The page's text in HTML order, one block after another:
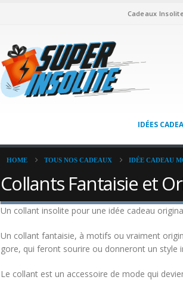
Cadeaux
IDÉES
HOME TOUS NOS CADEAUX IDÉE CADEAU
Collants Fantaisie et
Un collant insolite pour une idée cadeau
Un collant fantaisie, à motifs ou vraiment
gore, qui feront sourire ou donneront un
Le collant est un accessoire de mode qui